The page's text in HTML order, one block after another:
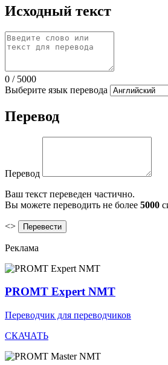
Исходный текст
0 / 5000
Выберите язык перевода
Перевод
Перевод
Ваш текст переведен частично.
Вы можете переводить не более 5000
<>
Реклама
PROMT Expert NMT
Переводчик для переводчиков
СКАЧАТЬ